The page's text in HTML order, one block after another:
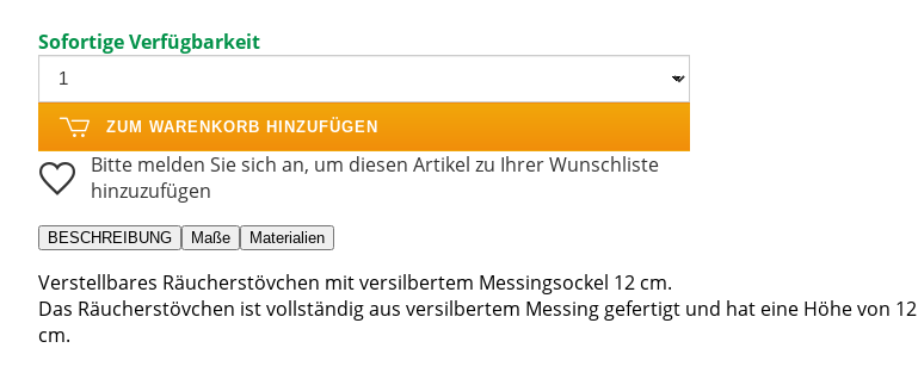
Sofortige Verfügbarkeit
ZUM WARENKORB HINZUFÜGEN
Bitte melden Sie sich an, um diesen Artikel zu Ihrer Wunschliste
hinzuzufügen
BESCHREIBUNG Maße Materialien
Verstellbares Räucherstövchen mit versilbertem Messingsockel 12 cm.
Das Räucherstövchen ist vollständig aus versilbertem Messing gefertigt und hat eine Höhe von 12
cm.